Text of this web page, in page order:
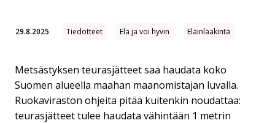
29.8.2025 Tiedotteet Elä ja voi hyvin Eläinlääkintä
Metsästyksen teurasjätteet saa haudata koko
Suomen alueella maahan maanomistajan luvalla.
Ruokaviraston ohjeita pitää kuitenkin noudattaa:
teurasjätteet tulee haudata vähintään 1 metrin